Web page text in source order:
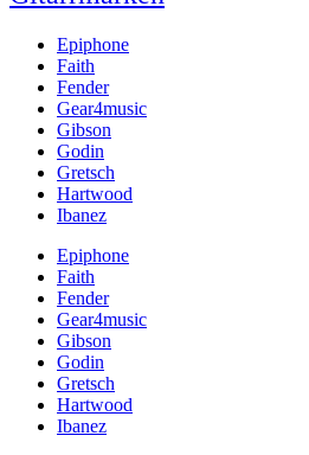
Epiphone
Faith
Fender
Gear4music
Gibson
Godin
Gretsch
Hartwood
Ibanez
Epiphone
Faith
Fender
Gear4music
Gibson
Godin
Gretsch
Hartwood
Ibanez